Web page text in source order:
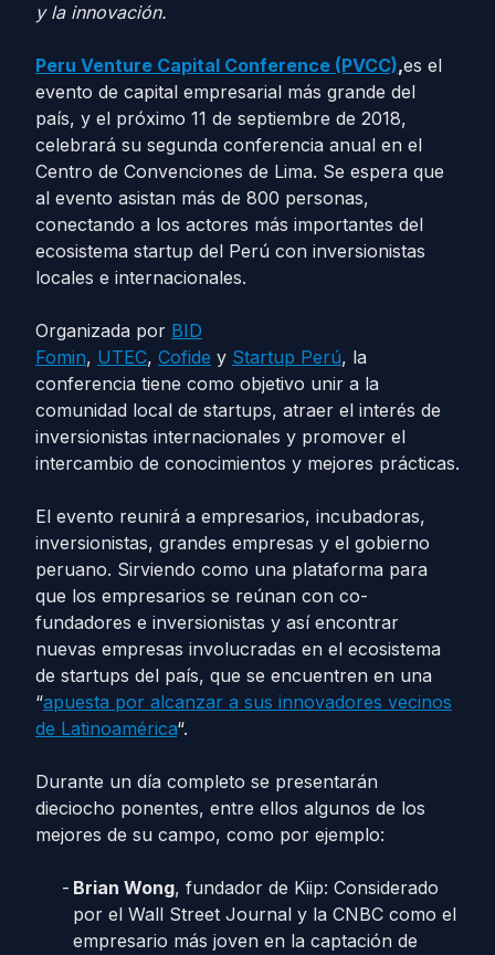
y la innovación.
Peru Venture Capital Conference (PVCC),es el
evento de capital empresarial más grande del
país, y el próximo 11 de septiembre de 2018,
celebrará su segunda conferencia anual en el
Centro de Convenciones de Lima. Se espera que
al evento asistan más de 800 personas,
conectando a los actores más importantes del
ecosistema startup del Perú con inversionistas
locales e internacionales.
Organizada por BID
Fomin, UTEC, Cofide y Startup Perú, la
conferencia tiene como objetivo unir a la
comunidad local de startups, atraer el interés de
inversionistas internacionales y promover el
intercambio de conocimientos y mejores prácticas.
El evento reunirá a empresarios, incubadoras,
inversionistas, grandes empresas y el gobierno
peruano. Sirviendo como una plataforma para
que los empresarios se reúnan con co-
fundadores e inversionistas y así encontrar
nuevas empresas involucradas en el ecosistema
de startups del país, que se encuentren en una
“apuesta por alcanzar a sus innovadores vecinos
de Latinoamérica“.
Durante un día completo se presentarán
dieciocho ponentes, entre ellos algunos de los
mejores de su campo, como por ejemplo:
Brian Wong, fundador de Kiip: Considerado
por el Wall Street Journal y la CNBC como el
empresario más joven en la captación de